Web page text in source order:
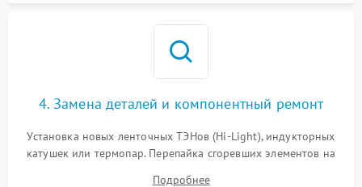
4. Замена деталей и компонентный ремонт
Установка новых ленточных ТЭНов (Hi-Light), индукторных
катушек или термопар. Перепайка сгоревших элементов на
Подробнее